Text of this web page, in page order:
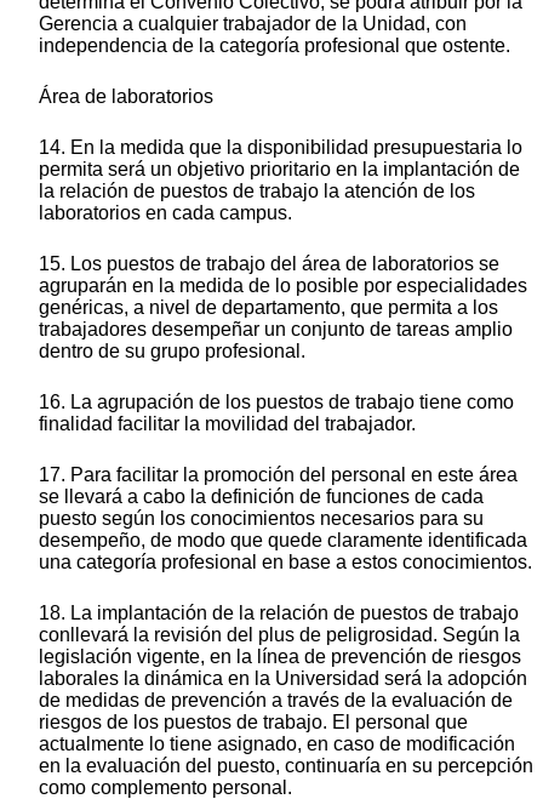
Gerencia a cualquier trabajador de la Unidad, con
independencia de la categoría profesional que ostente.
Área de laboratorios
14. En la medida que la disponibilidad presupuestaria lo
permita será un objetivo prioritario en la implantación de
la relación de puestos de trabajo la atención de los
laboratorios en cada campus.
15. Los puestos de trabajo del área de laboratorios se
agruparán en la medida de lo posible por especialidades
genéricas, a nivel de departamento, que permita a los
trabajadores desempeñar un conjunto de tareas amplio
dentro de su grupo profesional.
16. La agrupación de los puestos de trabajo tiene como
finalidad facilitar la movilidad del trabajador.
17. Para facilitar la promoción del personal en este área
se llevará a cabo la definición de funciones de cada
puesto según los conocimientos necesarios para su
desempeño, de modo que quede claramente identificada
una categoría profesional en base a estos conocimientos.
18. La implantación de la relación de puestos de trabajo
conllevará la revisión del plus de peligrosidad. Según la
legislación vigente, en la línea de prevención de riesgos
laborales la dinámica en la Universidad será la adopción
de medidas de prevención a través de la evaluación de
riesgos de los puestos de trabajo. El personal que
actualmente lo tiene asignado, en caso de modificación
en la evaluación del puesto, continuaría en su percepción
como complemento personal.